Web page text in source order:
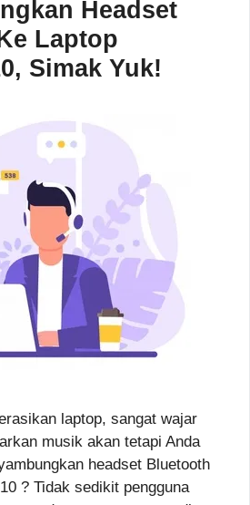
Headset
Laptop
Simak Yuk!
laptop, sangat wajar
musik akan tetapi Anda
headset Bluetooth
? Tidak sedikit pengguna